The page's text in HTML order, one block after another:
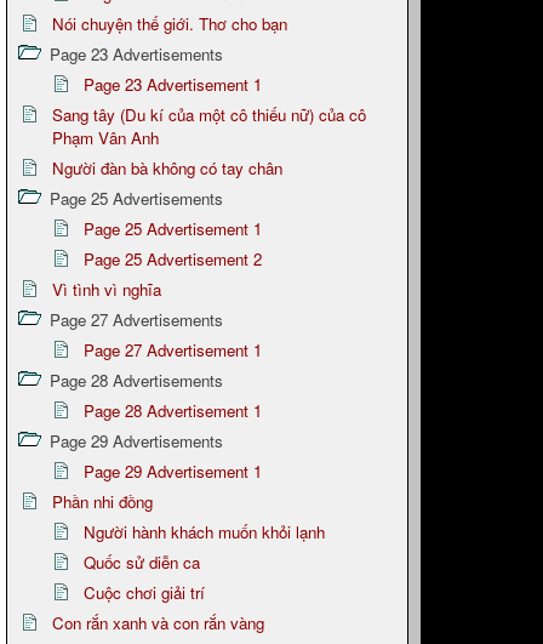
Nói chuyện thế giới. Thơ cho bạn
Page 23 Advertisements
Page 23 Advertisement 1
Sang tây (Du kí của một cô thiếu nữ) của cô
Phạm Vân Anh
Người đàn bà không có tay chân
Page 25 Advertisements
Page 25 Advertisement 1
Page 25 Advertisement 2
Vì tình vì nghĩa
Page 27 Advertisements
Page 27 Advertisement 1
Page 28 Advertisements
Page 28 Advertisement 1
Page 29 Advertisements
Page 29 Advertisement 1
Phần nhi đồng
Người hành khách muốn khỏi lạnh
Quốc sử diễn ca
Cuộc chơi giải trí
Con rắn xanh và con rắn vàng